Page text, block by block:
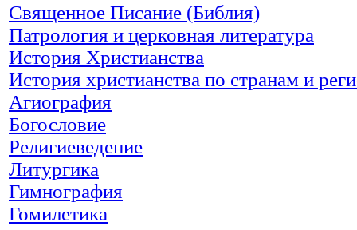
Священное Писание (Библия)
Патрология и церковная литература
История Христианства
История христианства по странам и
Агиография
Богословие
Религиеведение
Литургика
Гимнография
Гомилетика